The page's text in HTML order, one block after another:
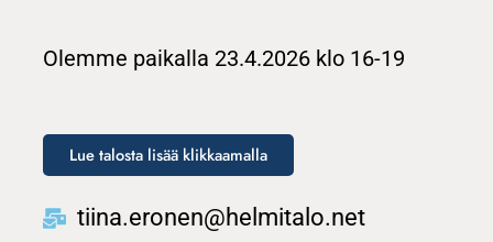
Olemme paikalla 23.4.2026 klo 16-19
Lue talosta lisää klikkaamalla
tiina.eronen@helmitalo.net